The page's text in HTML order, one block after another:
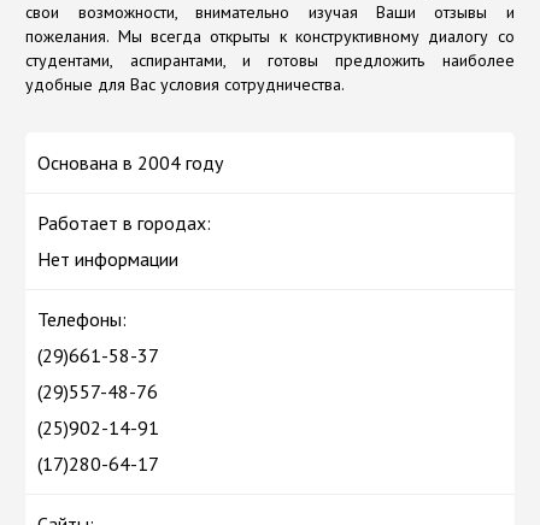
свои возможности, внимательно изучая Ваши отзывы и
пожелания. Мы всегда открыты к конструктивному диалогу со
студентами, аспирантами, и готовы предложить наиболее
удобные для Вас условия сотрудничества.
Основана в 2004 году
Работает в городах:
Нет информации
Телефоны:
(29)661-58-37
(29)557-48-76
(25)902-14-91
(17)280-64-17